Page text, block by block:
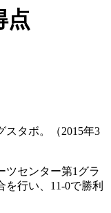
点
スタボ。（2015年3
ツセンター第1グラ
を行い、11-0で勝利